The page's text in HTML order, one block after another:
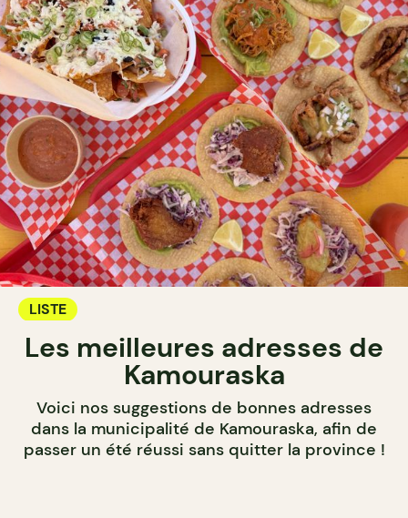
LISTE
Les meilleures adresses de
Kamouraska
Voici nos suggestions de bonnes adresses
dans la municipalité de Kamouraska, afin de
passer un été réussi sans quitter la province !